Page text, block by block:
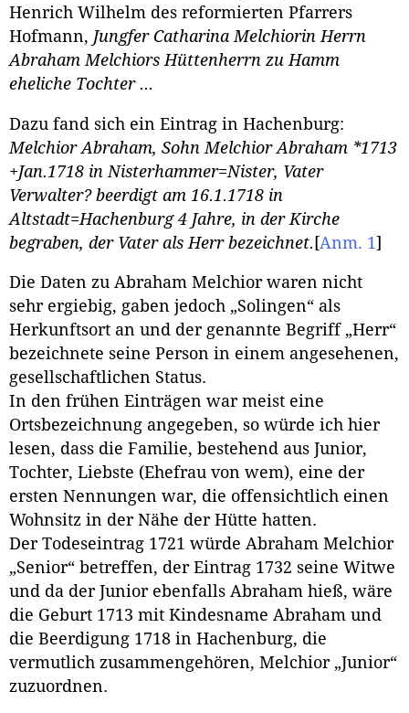
Henrich Wilhelm des reformierten Pfarrers
Hofmann, Jungfer Catharina Melchiorin Herrn
Abraham Melchiors Hüttenherrn zu Hamm
eheliche Tochter ...
Dazu fand sich ein Eintrag in Hachenburg:
Melchior Abraham, Sohn Melchior Abraham *1713
+Jan.1718 in Nisterhammer=Nister, Vater
Verwalter? beerdigt am 16.1.1718 in
Altstadt=Hachenburg 4 Jahre, in der Kirche
begraben, der Vater als Herr bezeichnet. [Anm. 1]
Die Daten zu Abraham Melchior waren nicht
sehr ergiebig, gaben jedoch „Solingen“ als
Herkunftsort an und der genannte Begriff „Herr“
bezeichnete seine Person in einem angesehenen,
gesellschaftlichen Status.
In den frühen Einträgen war meist eine
Ortsbezeichnung angegeben, so würde ich hier
lesen, dass die Familie, bestehend aus Junior,
Tochter, Liebste (Ehefrau von wem), eine der
ersten Nennungen war, die offensichtlich einen
Wohnsitz in der Nähe der Hütte hatten.
Der Todeseintrag 1721 würde Abraham Melchior
„Senior“ betreffen, der Eintrag 1732 seine Witwe
und da der Junior ebenfalls Abraham hieß, wäre
die Geburt 1713 mit Kindesname Abraham und
die Beerdigung 1718 in Hachenburg, die
vermutlich zusammengehören, Melchior „Junior“
zuzuordnen.